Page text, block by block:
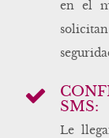
en el
SMS:
Le